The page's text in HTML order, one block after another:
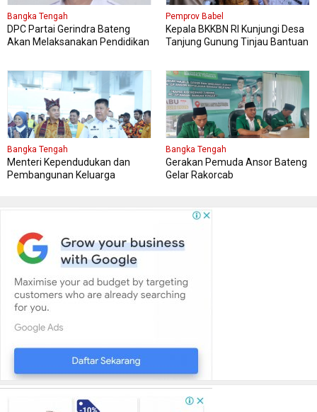
Bangka Tengah
DPC Partai Gerindra Bateng
Akan Melaksanakan Pendidikan
Pemprov Babel
Kepala BKKBN RI Kunjungi Desa
Tanjung Gunung Tinjau Bantuan
Bangka Tengah
Menteri Kependudukan dan
Pembangunan Keluarga
Bangka Tengah
Gerakan Pemuda Ansor Bateng
Gelar Rakorcab